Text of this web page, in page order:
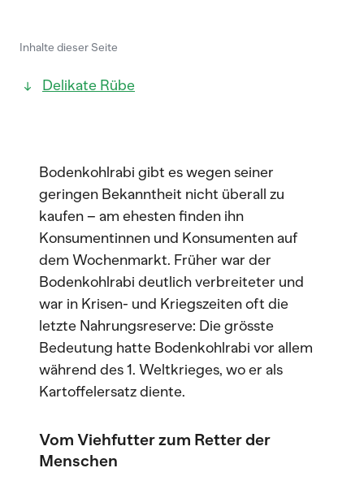
Inhalte dieser Seite
Delikate Rübe
Bodenkohlrabi gibt es wegen seiner
geringen Bekanntheit nicht überall zu
kaufen – am ehesten finden ihn
Konsumentinnen und Konsumenten auf
dem Wochenmarkt. Früher war der
Bodenkohlrabi deutlich verbreiteter und
war in Krisen- und Kriegszeiten oft die
letzte Nahrungsreserve: Die grösste
Bedeutung hatte Bodenkohlrabi vor allem
während des 1. Weltkrieges, wo er als
Kartoffelersatz diente.
Vom Viehfutter zum Retter der
Menschen